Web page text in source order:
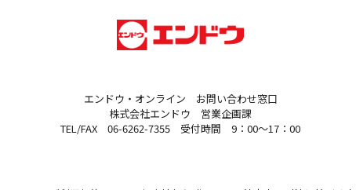
エンドウ・オンライン お問い合わせ窓口
株式会社エンドウ 営業企画課
TEL/FAX 06-6262-7355 受付時間 9：00～17：00